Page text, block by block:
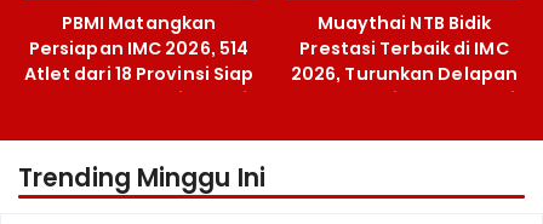
PBMI Matangkan
Persiapan IMC 2026, 514
Atlet dari 18 Provinsi Siap
Berlaga Besok di Bekasi
Muaythai NTB Bidik
Prestasi Terbaik di IMC
2026, Turunkan Delapan
Atlet ke Kejurnas Bekasi
Trending Minggu Ini